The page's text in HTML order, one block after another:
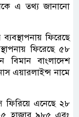
এ তথ্য জানানো
ফিরেছে
ফিরেছে ৫৮
বিমান বাংলাদেশ
এয়ারলাইন্স নামে
ফিরিয়ে এনেছে ২৮